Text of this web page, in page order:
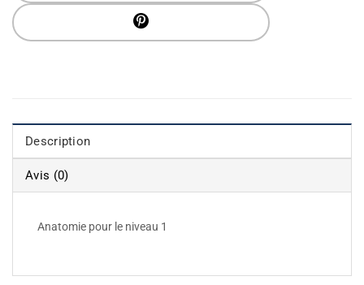
Description
Avis (0)
Anatomie pour le niveau 1